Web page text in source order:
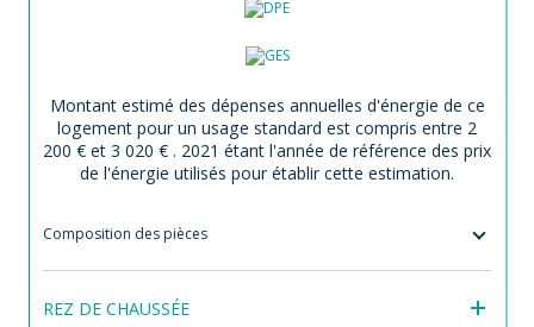
Montant estimé des dépenses annuelles d'énergie de ce
logement pour un usage standard est compris entre 2
200 € et 3 020 € . 2021 étant l'année de référence des prix
de l'énergie utilisés pour établir cette estimation.
Composition des pièces
REZ DE CHAUSSÉE